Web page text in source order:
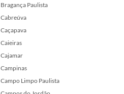
Bragança Paulista
Cabreúva
Caçapava
Caieiras
Cajamar
Campinas
Campo Limpo Paulista